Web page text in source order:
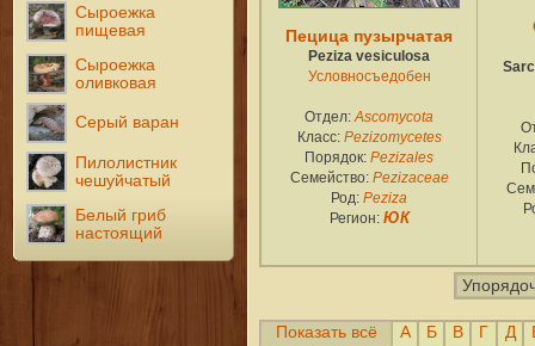
Сыроежка
пищевая
Сыроежка
оливковая
Серый варан
Пилолистник
чешуйчатый
Белый гриб
настоящий
Пецица пузырчатая
Peziza vesiculosa
Условносъедобен
Отдел:Ascomycota
Класс: Pezizomycetes
Порядок: Pezizales
Семейство: Pezizaceae
Род: Peziza
Регион: ЮК
Показать всё А Б В Г Д